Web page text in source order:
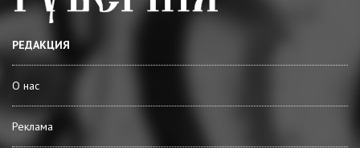
РЕДАКЦИЯ
О нас
Реклама